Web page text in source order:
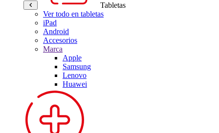
Tabletas
Ver todo en tabletas
iPad
Android
Accesorios
Marca
Apple
Samsung
Lenovo
Huawei